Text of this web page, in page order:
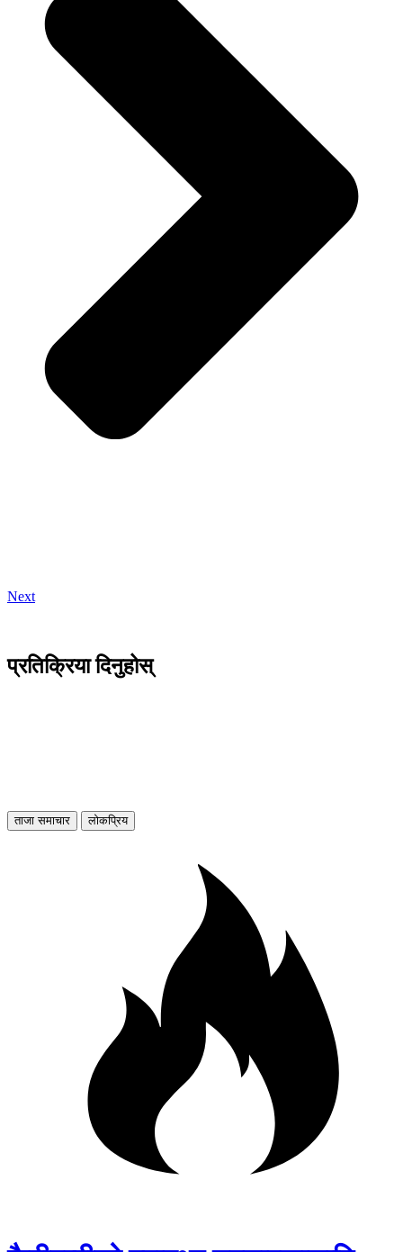
Next
प्रतिक्रिया दिनुहोस्
ताजा समाचार लोकप्रिय